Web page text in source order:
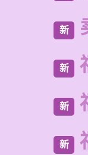
新
新
新
新